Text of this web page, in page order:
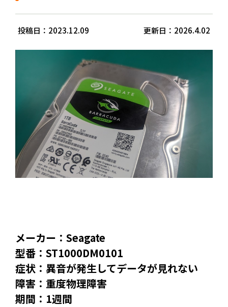
投稿日：2023.12.09 更新日：2026.4.02
メーカー：Seagate
型番：ST1000DM0101
症状：異音が発生してデータが見れない
障害：重度物理障害
期間：1週間